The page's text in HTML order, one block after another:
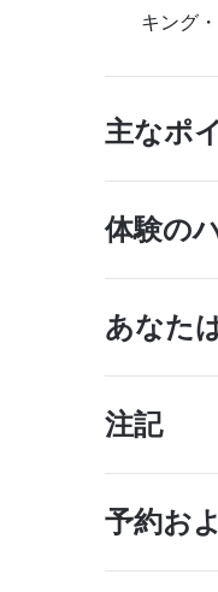
キング
主なポ
体験の
あなた
注記
予約お